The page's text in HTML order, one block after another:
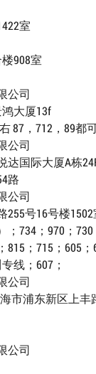
室
908室
公司
鸿大厦13f
87，712，89都
公司
达国际大厦A栋
路
公司
255号16号楼1502
734；970；
815；715；605；
线；607；
公司
市浦东新区上丰
公司